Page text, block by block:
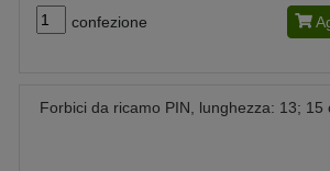
confezione
Forbici da ricamo PIN, lunghezza: 13; 15